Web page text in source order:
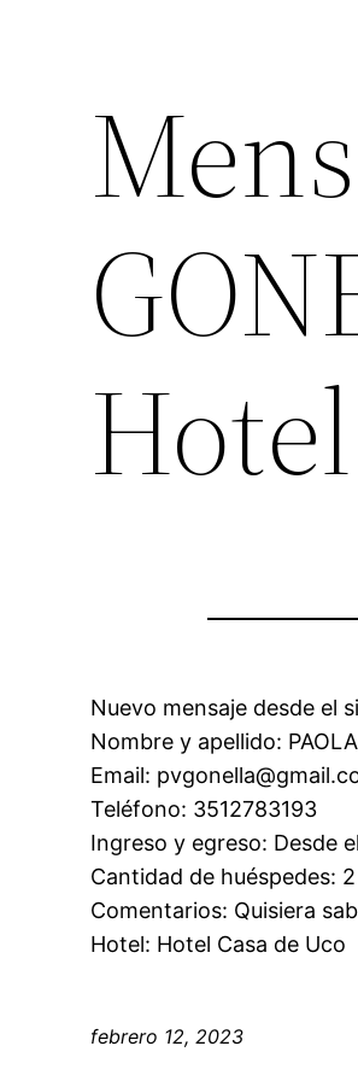
Nuevo mensaje desde el
Nombre y apellido:
Email:
Teléfono: 3512783193
Ingreso y egreso: Desde
Cantidad de huéspedes: 2
Comentarios: Quisiera
Hotel: Hotel Casa de Uco
febrero 12, 2023